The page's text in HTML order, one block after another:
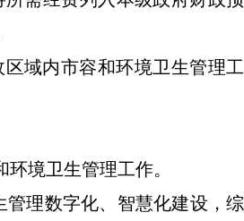
域内市容和环境卫生管理工
境卫生管理工作。
理数字化、智慧化建设，综